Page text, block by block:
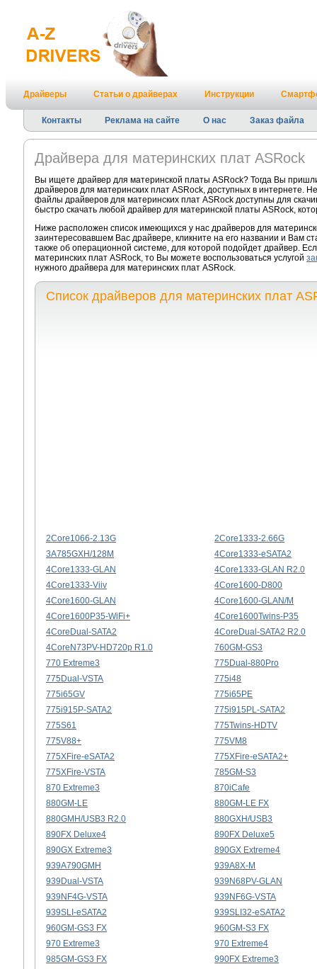
Драйверы Статьи о драйверах Инструкции
Контакты Реклама на сайте О нас Заказ файла
Драйвера для материнских плат ASRock
Вы ищете драйвер для материнской платы ASRock? Тогда Вы
драйверов для материнских плат ASRock, доступных в интернете.
файлы драйверов для материнских плат ASRock доступны для
быстро скачать любой драйвер для материнской платы ASRock,
Ниже расположен список имеющихся у нас драйверов для
заинтересовавшем Вас драйвере, кликните на его названии и Вам
также об операционной системе, для которой подойдет драйвер.
материнских плат ASRock, то Вы можете воспользоваться услугой
нужного драйвера для материнских плат ASRock.
Список драйверов для материнских плат
2Core1066-2.13G
2Core1333-2.66G
3A785GXH/128M
4Core1333-eSATA2
4Core1333-GLAN
4Core1333-GLAN R2.0
4Core1333-Viiv
4Core1600-D800
4Core1600-GLAN
4Core1600-GLAN/M
4Core1600P35-WiFi+
4Core1600Twins-P35
4CoreDual-SATA2
4CoreDual-SATA2 R2.0
4CoreN73PV-HD720p R1.0
760GM-GS3
770 Extreme3
775Dual-880Pro
775Dual-VSTA
775i48
775i65GV
775i65PE
775i915P-SATA2
775i915PL-SATA2
775S61
775Twins-HDTV
775V88+
775VM8
775XFire-eSATA2
775XFire-eSATA2+
775XFire-VSTA
785GM-S3
870 Extreme3
870iCafe
880GM-LE
880GM-LE FX
880GMH/USB3 R2.0
880GXH/USB3
890FX Deluxe4
890FX Deluxe5
890GX Extreme3
890GX Extreme4
939A790GMH
939A8X-M
939Dual-VSTA
939N68PV-GLAN
939NF4G-VSTA
939NF6G-VSTA
939SLI-eSATA2
939SLI32-eSATA2
960GM-GS3 FX
960GM-S3 FX
970 Extreme3
970 Extreme4
985GM-GS3 FX
990FX Extreme3